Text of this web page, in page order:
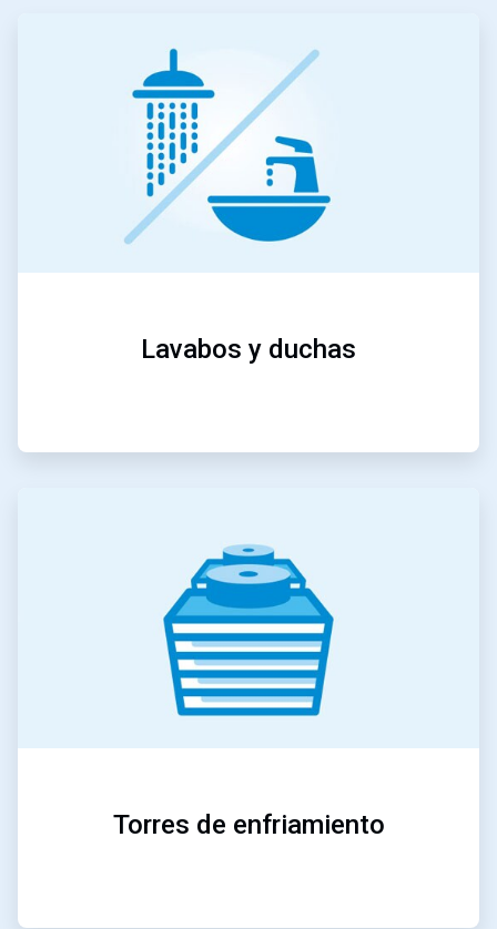
Lavabos y duchas
5
Torres de enfriamiento